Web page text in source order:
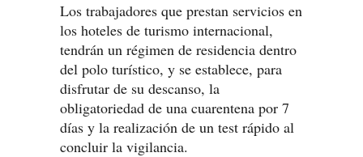
Los trabajadores que prestan servicios en
los hoteles de turismo internacional,
tendrán un régimen de residencia dentro
del polo turístico, y se establece, para
disfrutar de su descanso, la
obligatoriedad de una cuarentena por 7
días y la realización de un test rápido al
concluir la vigilancia.